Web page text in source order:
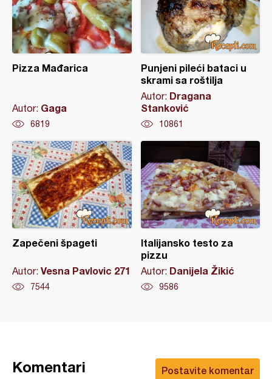
Pizza Mađarica
Autor: Gaga
6819
Punjeni pileći bataci u
skrami sa roštilja
Autor: Dragana
Stanković
10861
Zapečeni špageti
Autor: Vesna Pavlovic 271
7544
Italijansko testo za
pizzu
Autor: Danijela Žikić
9586
Postavite komentar
Komentari